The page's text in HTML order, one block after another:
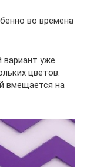
во времена
вариант уже
цветов.
вмещается на